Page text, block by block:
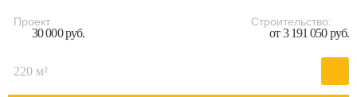
Проект
30 000 руб.
Строительство:
от 3 191 050 руб.
220 м²